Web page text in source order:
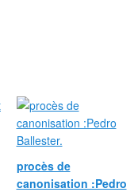
procès de
canonisation :Pedro